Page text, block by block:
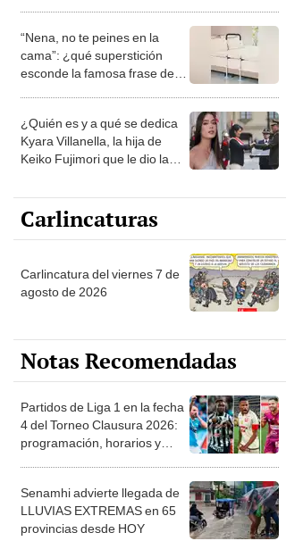
“Nena, no te peines en la
cama”: ¿qué superstición
esconde la famosa frase de
¿Quién es y a qué se dedica
Kyara Villanella, la hija de
Keiko Fujimori que le dio la
Carlincaturas
Carlincatura del viernes 7 de
agosto de 2026
Notas Recomendadas
Partidos de Liga 1 en la fecha
4 del Torneo Clausura 2026:
programación, horarios y
Senamhi advierte llegada de
LLUVIAS EXTREMAS en 65
provincias desde HOY